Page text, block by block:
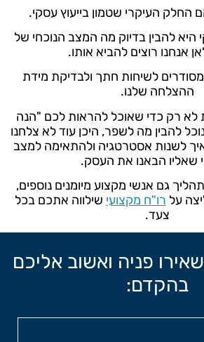
החלק העיקרי שטמון בייעוץ עסקי.
היא להבין בדיוק מה המצב הנוכחי של
אנחנו רוצים להביא אותו.
לשיחות חתך ולבדיקת מידת
ההצלחה שלנו.
לא רק כדי שאוכל להראות לכם "הנה
להבין מה לשפר, היכן עוד לא צלחנו
לשנות אסטרטגיה ולהתאימה למצב
שאליו הבאנו את העסק.
גם אנשי מקצוע מיומנים נוספים,
על רו"ח מקצועי שילווה אתכם בכל
צעד.
פניה ואשוב אליכם
בהקדם: